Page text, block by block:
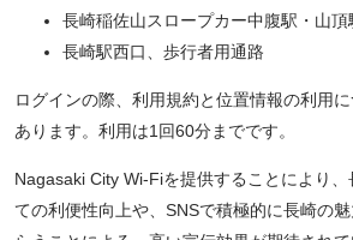
長崎稲佐山スロープカー中腹駅・山頂
長崎駅西口、歩行者用通路
ログインの際、利用規約と位置情報の利用
あります。利用は1回60分までです。
Nagasaki City Wi-Fiを提供することにより
ての利便性向上や、SNSで積極的に長崎の